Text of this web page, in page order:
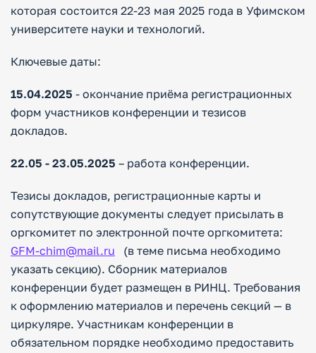
которая состоится 22-23 мая 2025 года в Уфимском
университете науки и технологий.
Ключевые даты:
15.04.2025 - окончание приёма регистрационных
форм участников конференции и тезисов
докладов.
22.05 - 23.05.2025 – работа конференции.
Тезисы докладов, регистрационные карты и
сопутствующие документы следует присылать в
оргкомитет по электронной почте оргкомитета:
GFM-chim@mail.ru (в теме письма необходимо
указать секцию). Сборник материалов
конференции будет размещен в РИНЦ. Требования
к оформлению материалов и перечень секций — в
циркуляре. Участникам конференции в
обязательном порядке необходимо предоставить